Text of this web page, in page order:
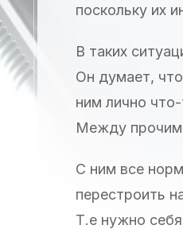
поскольку их
В таких
Он думает,
ним лично
Между прочим,
С ним все
перестроить
Т.е нужно